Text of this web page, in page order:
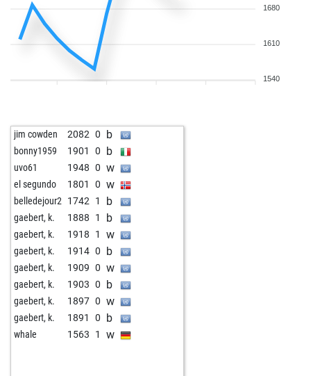
1680
1610
1540
jim cowden 2082 0 b
bonny1959 1901 0 b
uvo61 1948 0 w
el segundo 1801 0 w
belledejour2 1742 1 b
gaebert, k. 1888 1 b
gaebert, k. 1918 1 w
gaebert, k. 1914 0 b
gaebert, k. 1909 0 w
gaebert, k. 1903 0 b
gaebert, k. 1897 0 w
gaebert, k. 1891 0 b
whale 1563 1 w